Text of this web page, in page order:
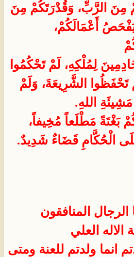
مِنَ الرَّبِّ، وَقُدْرَتَكُمْ مِنَ
أَعْمَالَكُمْ،
لِمُلْكِهِ، لَمْ تَحْكُمُوا
الشَّرِيعَةَ، وَلَمْ
اللهِ.
بَغْتَةً مَطْلَعاً مُخِيفاً،
الْحُكَّامِ قَضَاءٌ شَدِيدٌ.
الرجال المنافقون
الاله العلي
انما ولدتم للعنة ومتى